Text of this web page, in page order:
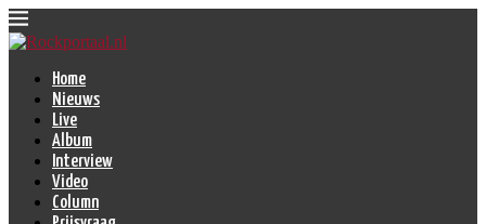
Home
Nieuws
Live
Album
Interview
Video
Column